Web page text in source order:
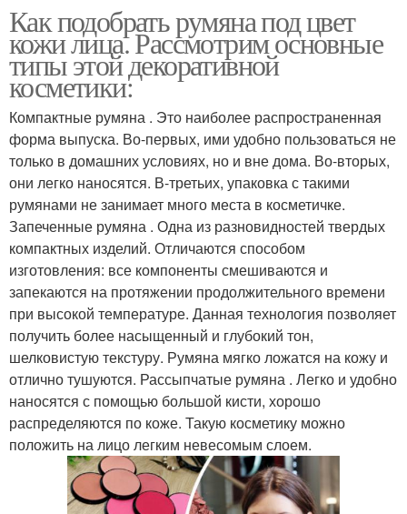
Как подобрать румяна под цвет
кожи лица. Рассмотрим основные
типы этой декоративной
косметики:
Компактные румяна . Это наиболее распространенная
форма выпуска. Во-первых, ими удобно пользоваться не
только в домашних условиях, но и вне дома. Во-вторых,
они легко наносятся. В-третьих, упаковка с такими
румянами не занимает много места в косметичке.
Запеченные румяна . Одна из разновидностей твердых
компактных изделий. Отличаются способом
изготовления: все компоненты смешиваются и
запекаются на протяжении продолжительного времени
при высокой температуре. Данная технология позволяет
получить более насыщенный и глубокий тон,
шелковистую текстуру. Румяна мягко ложатся на кожу и
отлично тушуются. Рассыпчатые румяна . Легко и удобно
наносятся с помощью большой кисти, хорошо
распределяются по коже. Такую косметику можно
положить на лицо легким невесомым слоем.